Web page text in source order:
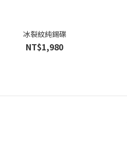
冰裂紋純錫碟
NT$1,980